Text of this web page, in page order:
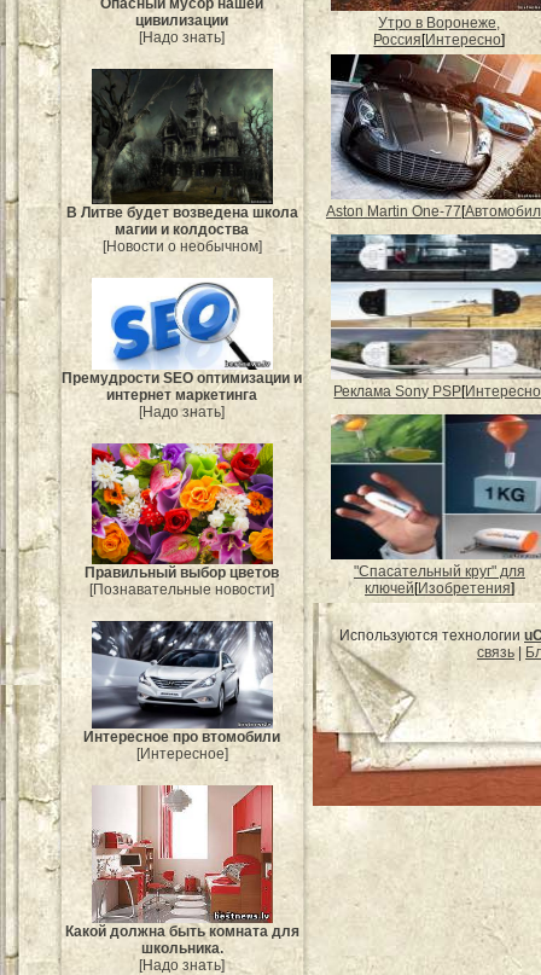
цивилизации
[Надо знать]
В Литве будет возведена школа
магии и колдоства
[Новости о необычном]
Премудрости SEO оптимизации и
интернет маркетинга
[Надо знать]
Правильный выбор цветов
[Познавательные новости]
Интересное про втомобили
[Интересное]
Какой должна быть комната для
школьника.
[Надо знать]
Утро в Воронеже,
Россия [Интересно]
Aston Martin One-77 [
Реклама Sony PSP[Интересно
"Спасательный круг" для
ключей [Изобретения]
Используются технологии
связь